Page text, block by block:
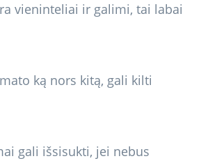
vieninteliai ir galimi, tai labai
ką nors kitą, gali kilti
gali išsisukti, jei nebus